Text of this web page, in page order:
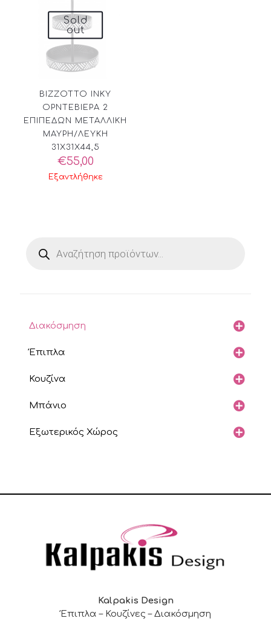
Sold
out
BIZZOTTO INKY
ΟΡΝΤΕΒΙΕΡΑ 2
ΕΠΙΠΕΔΩΝ ΜΕΤΑΛΛΙΚΗ
ΜΑΥΡΗ/ΛΕΥΚΗ
31X31X44,5
€55,00
Εξαντλήθηκε
search
Διακόσμηση
Έπιπλα
Κουζίνα
Μπάνιο
Εξωτερικός Χώρος
Kalpakis Design
Έπιπλα – Κουζίνες – Διακόσμηση